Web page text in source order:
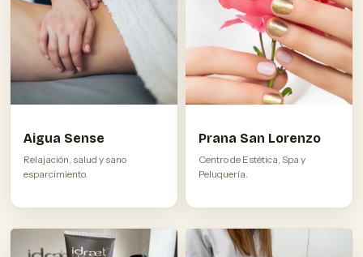
Aigua Sense
Relajación, salud y sano
esparcimiento.
Prana San Lorenzo
Centro de Estética, Spa y
Peluquería.